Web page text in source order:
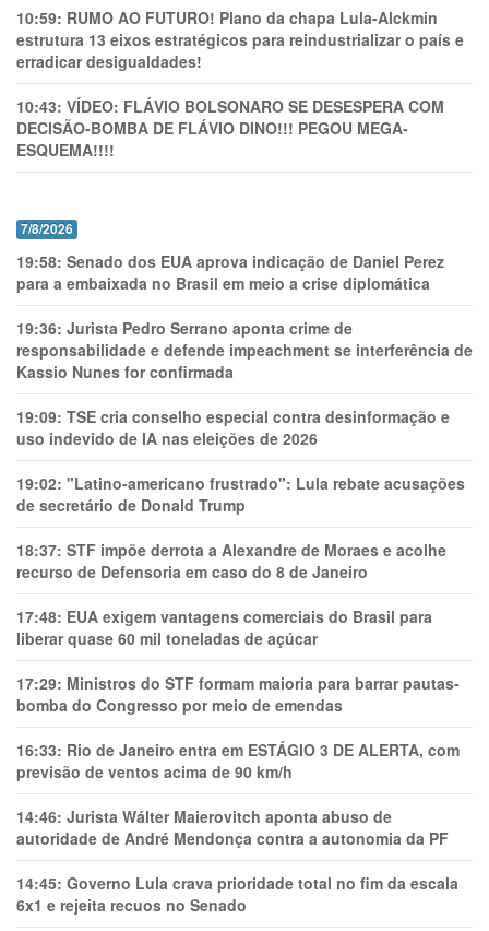
10:59: RUMO AO FUTURO! Plano da chapa Lula-Alckmin
estrutura 13 eixos estratégicos para reindustrializar o país e
erradicar desigualdades!
10:43: VÍDEO: FLÁVIO BOLSONARO SE DESESPERA COM
DECISÃO-BOMBA DE FLÁVIO DINO!!! PEGOU MEGA-
ESQUEMA!!!!
7/8/2026
19:58: Senado dos EUA aprova indicação de Daniel Perez
para a embaixada no Brasil em meio a crise diplomática
19:36: Jurista Pedro Serrano aponta crime de
responsabilidade e defende impeachment se interferência de
Kassio Nunes for confirmada
19:09: TSE cria conselho especial contra desinformação e
uso indevido de IA nas eleições de 2026
19:02: "Latino-americano frustrado": Lula rebate acusações
de secretário de Donald Trump
18:37: STF impõe derrota a Alexandre de Moraes e acolhe
recurso de Defensoria em caso do 8 de Janeiro
17:48: EUA exigem vantagens comerciais do Brasil para
liberar quase 60 mil toneladas de açúcar
17:29: Ministros do STF formam maioria para barrar pautas-
bomba do Congresso por meio de emendas
16:33: Rio de Janeiro entra em ESTÁGIO 3 DE ALERTA, com
previsão de ventos acima de 90 km/h
14:46: Jurista Wálter Maierovitch aponta abuso de
autoridade de André Mendonça contra a autonomia da PF
14:45: Governo Lula crava prioridade total no fim da escala
6x1 e rejeita recuos no Senado